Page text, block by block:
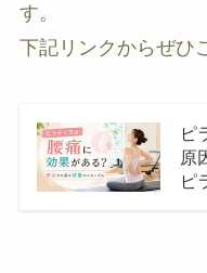
す。
下記リンクからぜひ
ピ
原
ピ